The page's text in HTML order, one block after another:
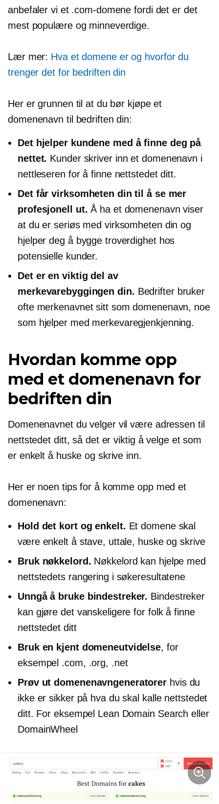
anbefaler vi et .com-domene fordi det er det
mest populære og minneverdige.
Lær mer: Hva et domene er og hvorfor du
trenger det for bedriften din
Her er grunnen til at du bør kjøpe et
domenenavn til bedriften din:
Det hjelper kundene med å finne deg på
nettet. Kunder skriver inn et domenenavn i
nettleseren for å finne nettstedet ditt.
Det får virksomheten din til å se mer
profesjonell ut. Å ha et domenenavn viser
at du er seriøs med virksomheten din og
hjelper deg å bygge troverdighet hos
potensielle kunder.
Det er en viktig del av
merkevarebyggingen din. Bedrifter bruker
ofte merkenavnet sitt som domenenavn, noe
som hjelper med merkevaregjenkjenning.
Hvordan komme opp
med et domenenavn for
bedriften din
Domenenavnet du velger vil være adressen til
nettstedet ditt, så det er viktig å velge et som
er enkelt å huske og skrive inn.
Her er noen tips for å komme opp med et
domenenavn:
Hold det kort og enkelt. Et domene skal
være enkelt å stave, uttale, huske og skrive
Bruk nøkkelord. Nøkkelord kan hjelpe med
nettstedets rangering i søkeresultatene
Unngå å bruke bindestreker. Bindestreker
kan gjøre det vanskeligere for folk å finne
nettstedet ditt
Bruk en kjent domeneutvidelse, for
eksempel .com, .org, .net
Prøv ut domenenavngeneratorer hvis du
ikke er sikker på hva du skal kalle nettstedet
ditt. For eksempel Lean Domain Search eller
DomainWheel